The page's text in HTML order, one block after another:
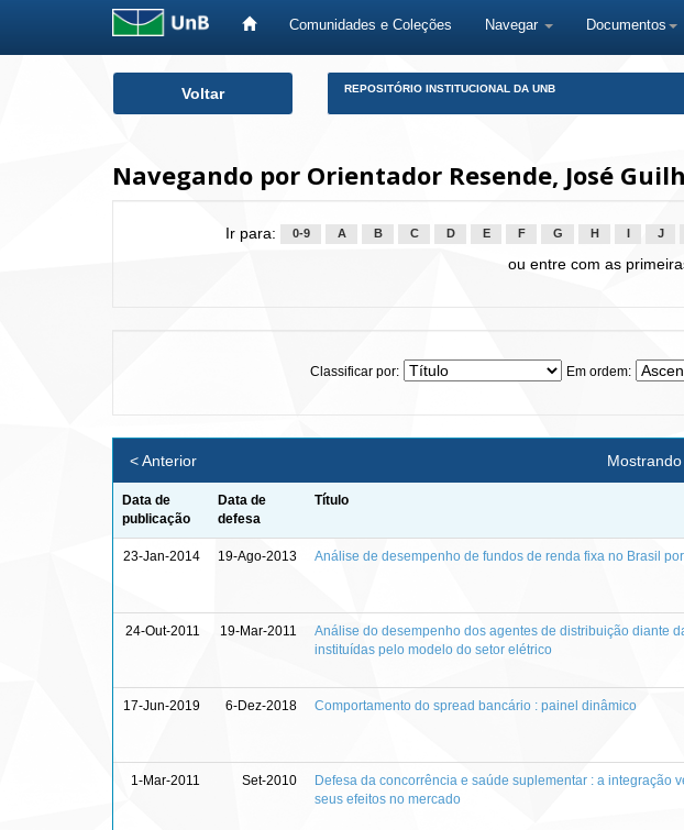
Comunidades e Coleções Navegar Documentos
Voltar REPOSITÓRIO INSTITUCIONAL DA UNB
Navegando por Orientador Resende, José
Ir para: 0-9 A B C D E F G H J
ou entre com as
Classificar por: Em ordem:
< Anterior
Data de
publicação
Data de
defesa
Título
23-Jan-2014 19-Ago-2013 Análise de desempenho de fundos de renda fixa no Brasil
24-Out-2011 19-Mar-2011
Análise do desempenho dos agentes de distribuição diante
instituídas pelo modelo do setor elétrico
17-Jun-2019 6-Dez-2018 Comportamento do spread bancário : painel dinâmico
1-Mar-2011 Set-2010
Defesa da concorrência e saúde suplementar : a integração
seus efeitos no mercado